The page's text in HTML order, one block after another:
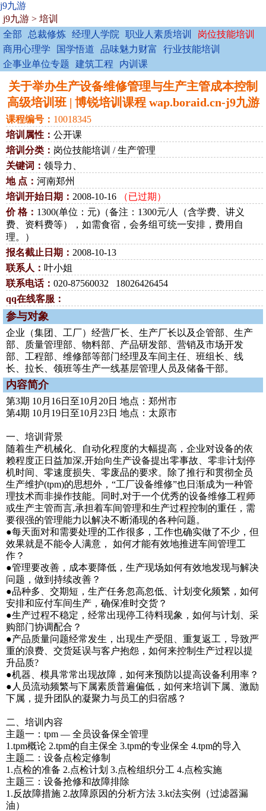
j9九游
j9九游 > 培训
全部
总裁修炼 经理人学院 职业人素质培训
岗位技能培训
商用心理学
国学悟道 品味魅力财富
行业技能培训
企事业单位专题
建筑工程 内训课
关于举办生产设备维修管理与生产主管成本控制
高级培训班 | 博锐培训课程 wap.boraid.cn-j9九游
课程编号： 10018345
培训属性： 公开课
培训分类： 岗位技能培训 / 生产管理
关键词： 领导力、
地 点： 河南郑州
培训开始日期： 2008-10-16
（已过期）
价 格： 1300(单位：元)（备注：1300元/人（含学费、讲义
费、资料费等），如需食宿，会务组可统一安排，费用自
理。）
报名截止日期： 2008-10-13
联系人： 叶小姐
联系电话： 020-87560032 18026426454
qq在线客服：
参与对象
企业（集团、工厂）经营厂长、生产厂长以及企管部、生产
部、质量管理部、物料部、产品研发部、营销及市场开发
部、工程部、维修部等部门经理及车间主任、班组长、线
长、拉长、领班等生产一线基层管理人员及储备干部。
内容简介
第3期 10月16日至10月20日 地点：郑州市
第4期 10月19日至10月23日 地点：太原市
一、培训背景
随着生产机械化、自动化程度的大幅提高，企业对设备的依
赖程度正日益加深,开始向生产设备提出零事故、零非计划停
机时间、零速度损失、零废品的要求。除了推行和贯彻全员
生产维护(tpm)的思想外，“工厂设备维修”也日渐成为一种管
理技术而非操作技能。同时,对于一个优秀的设备维修工程师
或生产主管而言,承担着车间管理和生产过程控制的重任，需
要很强的管理能力以解决不断涌现的各种问题。
●每天面对和需要处理的工作很多，工作也确实做了不少，但
效果就是不能令人满意， 如何才能有效地推进车间管理工
作？
●管理要改善，成本要降低，生产现场如何有效地发现与解决
问题，做到持续改善？
●品种多、交期短，生产任务忽高忽低、计划变化频繁，如何
安排和应付车间生产，确保准时交货？
●生产过程不稳定，经常出现停工待料现象，如何与计划、采
购部门协调配合？
●产品质量问题经常发生，出现生产受阻、重复返工，导致严
重的浪费、交货延误与客户抱怨，如何来控制生产过程以提
升品质?
●机器、模具常常出现故障，如何来预防以提高设备利用率？
●人员流动频繁与下属素质普遍偏低，如何来培训下属、激励
下属，提升团队的凝聚力与员工的归宿感？
二、培训内容
主题一：tpm — 全员设备保全管理
1.tpm概论 2.tpm的自主保全 3.tpm的专业保全 4.tpm的导入
主题二：设备点检定修制
1.点检的准备 2.点检计划 3.点检组织分工 4.点检实施
主题三：设备抢修和故障排除
1.反故障措施 2.故障原因的分析方法 3.kt法实例（过滤器漏
油）